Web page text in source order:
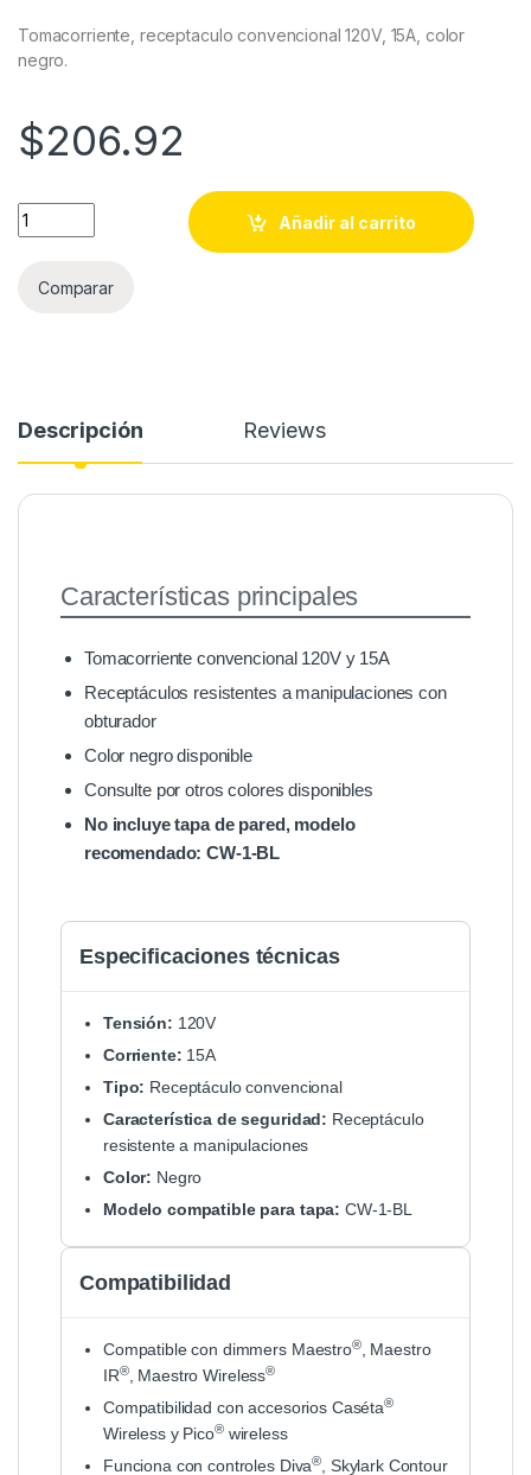
Tomacorriente, receptaculo convencional 120V, 15A, color
negro.
$206.92
Tomacorriente, receptaculo convencional 120V, 15A, color
Añadir al carrito
Comparar
Descripción Reviews
Características principales
Tomacorriente convencional 120V y 15A
Receptáculos resistentes a manipulaciones con
obturador
Color negro disponible
Consulte por otros colores disponibles
No incluye tapa de pared, modelo
recomendado: CW-1-BL
Especificaciones técnicas
Tensión: 120V
Corriente: 15A
Tipo: Receptáculo convencional
Característica de seguridad: Receptáculo
resistente a manipulaciones
Color: Negro
Modelo compatible para tapa: CW-1-BL
Compatibilidad
Compatible con dimmers Maestro®, Maestro
IR®, Maestro Wireless®
Compatibilidad con accesorios Caséta®
Wireless y Pico®wireless
Funciona con controles Diva® , Skylark Contour